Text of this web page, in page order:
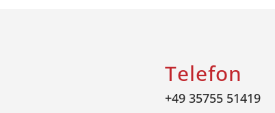
Telefon
+49 35755 51419